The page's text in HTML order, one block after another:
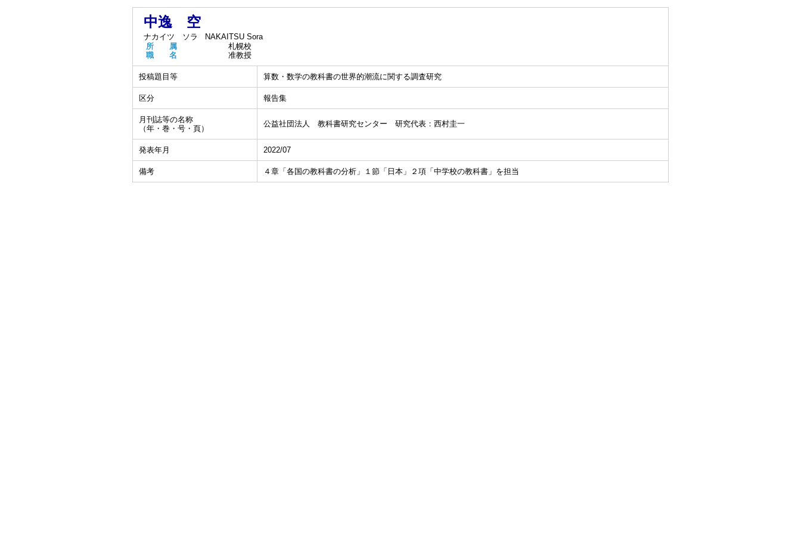
中逸 空
ナカイツ ソラ
NAKAITSU Sora
所 属
札幌校
職 名
准教授
投稿題目等 算数・数学の教科書の世界的潮流に関する調査研究
区分 報告集
月刊誌等の名称
（年・巻・号・頁）
公益社団法人 教科書研究センター 研究代表：西村圭一
発表年月 2022/07
備考 ４章「各国の教科書の分析」１節「日本」２項「中学校の教科書」を担当